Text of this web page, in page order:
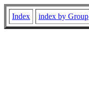
Index index by Group